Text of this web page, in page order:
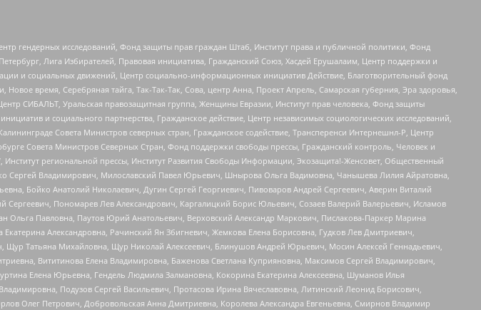
гендерных исследований, Фонд защиты прав граждан Штаб, Институт права и публичной политики, Фонд
Лига Избирателей, Правовая инициатива, Гражданский Союз, Хасдей Ерушалаим, Центр поддержки и
и социальных движений, Центр социально-информационных инициатив Действие, Благотворительный фонд
время, Серебряная тайга, Так-Так-Так, Сова, центр Анна, Проект Апрель, Самарская губерния, Эра здоровья,
СИБАЛЬТ, Уральская правозащитная группа, Женщины Евразии, Институт прав человека, Фонд защиты
и социального партнерства, Гражданское действие, Центр независимых социологических исследований,
Совета Министров северных стран, Гражданское содействие, Трансперенси Интернешнл-Р, Центр
Совета Министров Северных Стран, Фонд поддержки свободы прессы, Гражданский контроль, Человек и
региональной прессы, Институт Развития Свободы Информации, Экозащита!-Женсовет, Общественный
Сергей Владимирович, Милославский Павел Юрьевич, Шнырова Ольга Вадимовна, Чанышева Лилия Айратовна,
Бойко Анатолий Николаевич, Дугин Сергей Георгиевич, Пивоваров Андрей Сергеевич, Аверин Виталий
Пономарев Лев Александрович, Каргалицкий Борис Юльевич, Созаев Валерий Валерьевич, Исламов
Ольга Павловна, Паутов Юрий Анатольевич, Верховский Александр Маркович, Пислакова-Паркер Марина
Александровна, Рачинский Ян Збигневич, Жемкова Елена Борисовна, Гудков Лев Дмитриевич,
Татьяна Михайловна, Щур Николай Алексеевич, Блинушов Андрей Юрьевич, Мосин Алексей Геннадьевич,
Вититинова Елена Владимировна, Баженова Светлана Куприяновна, Максимов Сергей Владимирович,
Елена Юрьевна, Гендель Людмила Залмановна, Кокорина Екатерина Алексеевна, Шуманов Илья
Подузов Сергей Васильевич, Протасова Ирина Вячеславовна, Литинский Леонид Борисович,
Олег Петрович, Добровольская Анна Дмитриевна, Королева Александра Евгеньевна, Смирнов Владимир